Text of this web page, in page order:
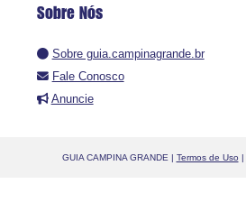
Sobre Nós
Sobre guia.campinagrande.br
Fale Conosco
Anuncie
GUIA CAMPINA GRANDE | Termos de Uso |